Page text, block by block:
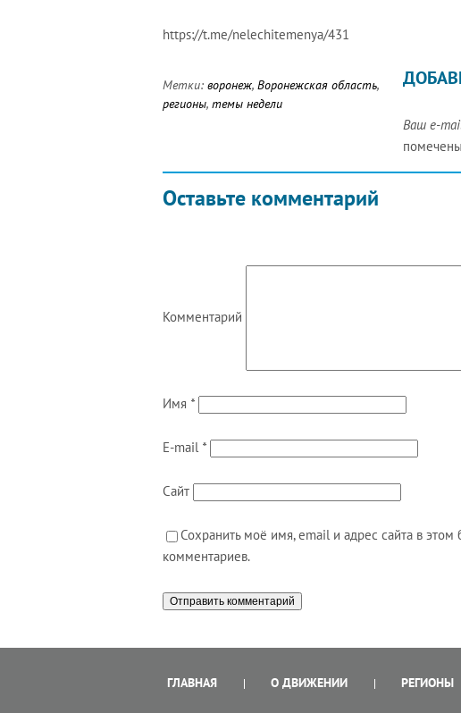
https://t.me/nelechitemenya/431
Метки: воронеж, Воронежская область,
регионы, темы недели
Оставьте комментарий
Ваш e-
помечены
Комментарий
Имя *
E-mail *
Сайт
Сохранить моё имя, email и адрес сайта в
комментариев.
ГЛАВНАЯ О ДВИЖЕНИИ РЕГИОНЫ